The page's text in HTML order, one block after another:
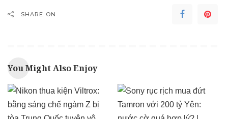
SHARE ON
You Might Also Enjoy